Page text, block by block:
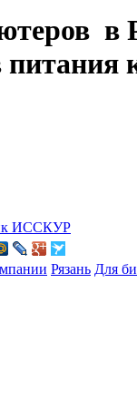
в
питания
Рязань Для